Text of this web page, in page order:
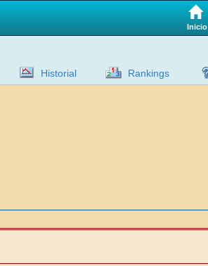
Inicio
Historial Rankings